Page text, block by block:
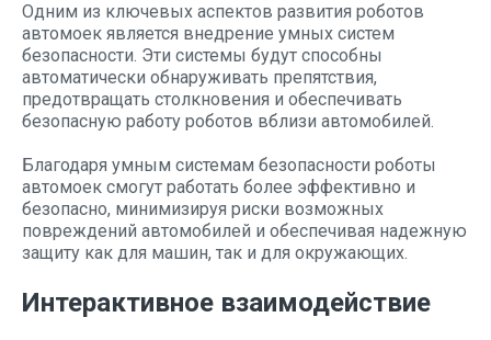
Одним из ключевых аспектов развития роботов
автомоек является внедрение умных систем
безопасности. Эти системы будут способны
автоматически обнаруживать препятствия,
предотвращать столкновения и обеспечивать
безопасную работу роботов вблизи автомобилей.
Благодаря умным системам безопасности роботы
автомоек смогут работать более эффективно и
безопасно, минимизируя риски возможных
повреждений автомобилей и обеспечивая надежную
защиту как для машин, так и для окружающих.
Интерактивное взаимодействие